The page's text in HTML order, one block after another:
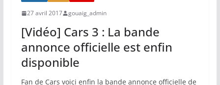
27 avril 2017 gouaig_admin
[Vidéo] Cars 3 : La bande
annonce officielle est enfin
disponible
Fan de Cars voici enfin la bande annonce officielle de